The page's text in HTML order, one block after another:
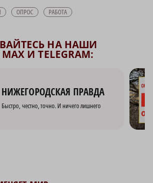
ОПРОС РАБОТА
НА НАШИ
И TELEGRAM:
НИЖЕГОРОДСКАЯ ПРАВДА
Быстро, честно, точно. И ничего лишнего